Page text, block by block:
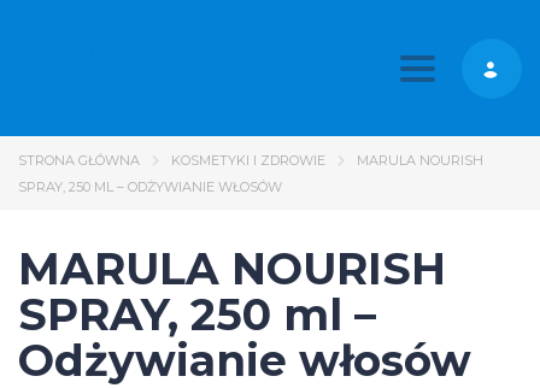
Toggle
STRONA GŁÓWNA KOSMETYKI I ZDROWIE
MARULA NOURISH
SPRAY, 250 ML – ODŻYWIANIE WŁOSÓW
MARULA NOURISH
SPRAY, 250 ml –
Odżywianie włosów